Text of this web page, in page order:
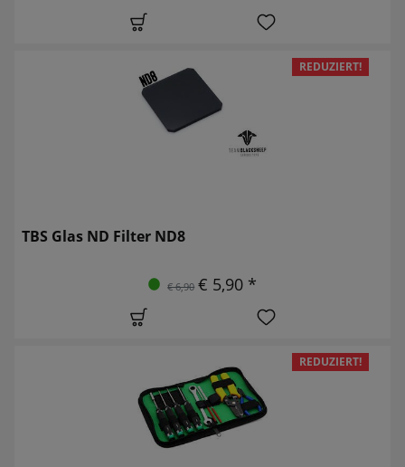
REDUZIERT!
TBS Glas ND Filter ND8
€ 6,90 € 5,90 *
REDUZIERT!